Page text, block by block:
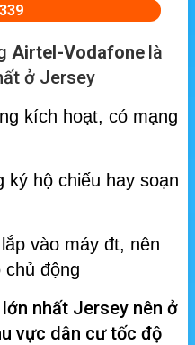
Airtel-Vodafone là
ở Jersey
kích hoạt, có mạng
ký hộ chiếu hay soạn
vào máy đt, nên
động
nhất Jersey nên ở
vực dân cư tốc độ